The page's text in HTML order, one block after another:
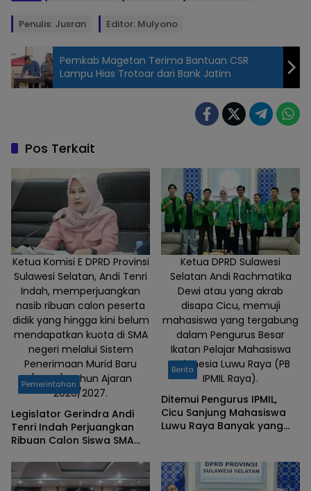
Penulis: Jusran Editor: Mulyono
pelaksana
di Gowa,
Sulawesi
Selatan,
Kamis
(01/05/2025).
Pemkab Magetan Terima Bantuan CSR
Lampu Hias Trotoar dari Bank Jatim
Pos Terkait
Ketua Komisi E DPRD Provinsi
Sulawesi Selatan, Andi Tenri
Indah, memperjuangkan
nasib ribuan calon peserta
didik yang hingga kini belum
mendapatkan kuota di SMA
negeri melalui Sistem
Penerimaan Murid Baru
(SPMB) Tahun Ajaran
2026/2027.
Pemerintahan
Legislator Gerindra Andi
Tenri Indah Perjuangkan
Ribuan Calon Siswa SMA
Siap Kawal ke Kementerian
Ketua DPRD Sulawesi
Selatan Andi Rachmatika
Dewi atau yang akrab
disapa Cicu, memuji
mahasiswa yang tergabung
dalam Pengurus Besar
Ikatan Pelajar Mahasiswa
Indonesia Luwu Raya (PB
IPMIL Raya).
Berita
Ditemui Pengurus IPMIL,
Cicu Sanjung Mahasiswa
Luwu Raya Banyak yang